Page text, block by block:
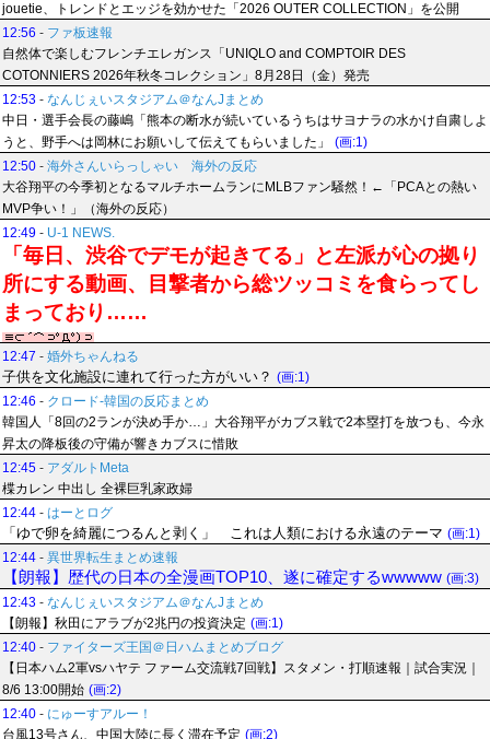
jouetie、トレンドとエッジを効かせた「2026 OUTER COLLECTION」を公開
12:56 - ファ板速報
自然体で楽しむフレンチエレガンス「UNIQLO and COMPTOIR DES
COTONNIERS 2026年秋冬コレクション」8月28日（金）発売
12:53 - なんじぇいスタジアム＠なんJまとめ
中日・選手会長の藤嶋「熊本の断水が続いているうちはサヨナラの水かけ自粛しよ
うと、野手へは岡林にお願いして伝えてもらいました」
(画:1)
12:50 - 海外さんいらっしゃい 海外の反応
大谷翔平の今季初となるマルチホームランにMLBファン騒然！←「PCAとの熱い
MVP争い！」（海外の反応）
12:49 - U-1 NEWS.
「毎日、渋谷でデモが起きてる」と左派が心の拠り
所にする動画、目撃者から総ツッコミを食らってし
まっており……
12:47 - 婚外ちゃんねる
子供を文化施設に連れて行った方がいい？ (画:1)
12:46 - クロード-韓国の反応まとめ
韓国人「8回の2ランが決め手か…」大谷翔平がカブス戦で2本塁打を放つも、今永
昇太の降板後の守備が響きカブスに惜敗
12:45 - アダルトMeta
楪カレン 中出し 全裸巨乳家政婦
12:44 - はーとログ
「ゆで卵を綺麗につるんと剥く」 これは人類における永遠のテーマ (画:1)
12:44 - 異世界転生まとめ速報
【朗報】歴代の日本の全漫画TOP10、遂に確定するwwwww (画:3)
12:43 - なんじぇいスタジアム＠なんJまとめ
【朗報】秋田にアラブが2兆円の投資決定 (画:1)
12:40 - ファイターズ王国＠日ハムまとめブログ
【日本ハム2軍vsハヤテ ファーム交流戦7回戦】スタメン・打順速報｜試合実況｜
8/6 13:00開始 (画:2)
12:40 - にゅーすアルー！
台風13号さん、中国大陸に長く滞在予定 (画:2)